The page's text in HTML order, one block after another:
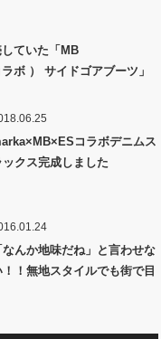
ていた「MB
ボ ） サイドゴアブーツ」
コラボデニムス
ックス完成しました
なんか地味だね」と言わせな
！！無地スタイルでも街で目